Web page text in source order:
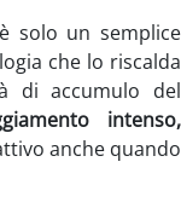
solo un semplice
che lo riscalda
di accumulo del
intenso,
anche quando